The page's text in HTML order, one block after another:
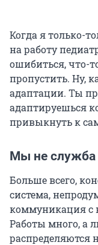
Когда я только-
на работу
ошибиться, что-
пропустить. Ну,
адаптации. Ты
адаптируешься
привыкнуть к
Мы не служба
Больше всего,
система,
коммуникация с
Работы много, а
распределяются